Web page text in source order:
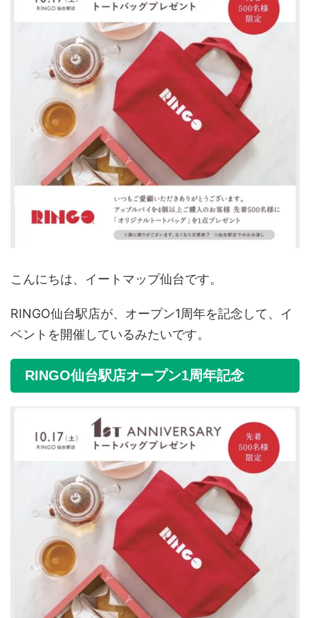
こんにちは、イートマップ仙台です。
RINGO仙台駅店が、オープン1周年を記念して、イ
ベントを開催しているみたいです。
RINGO仙台駅店オープン1周年記念